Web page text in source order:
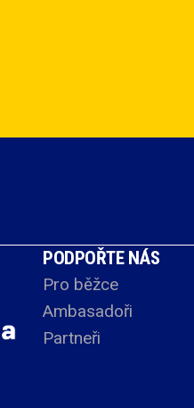
PODPOŘTE NÁS
Pro běžce
Ambasadoři
Partneři